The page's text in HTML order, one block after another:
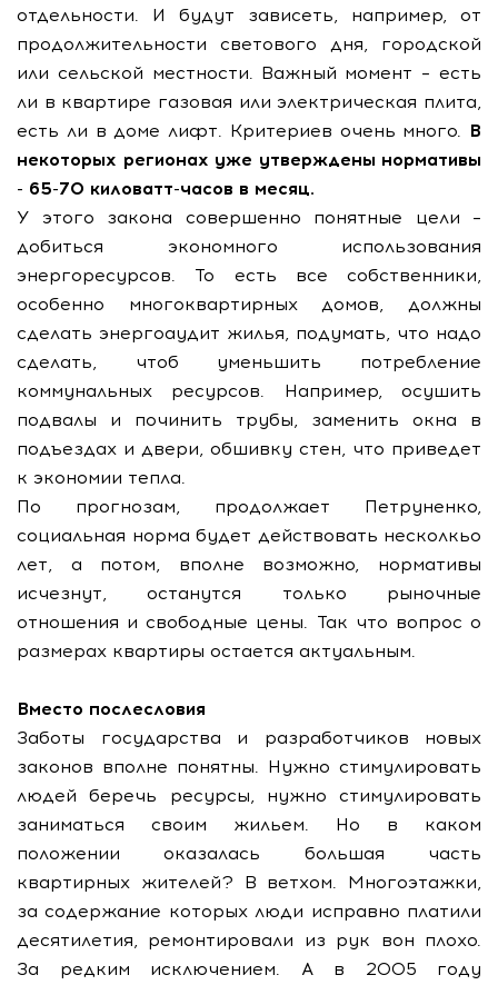
отдельности. И будут зависеть, например, от
продолжительности светового дня, городской
или сельской местности. Важный момент – есть
ли в квартире газовая или электрическая плита,
есть ли в доме лифт. Критериев очень много. В
некоторых регионах уже утверждены нормативы
- 65-70 киловатт-часов в месяц.
У этого закона совершенно понятные цели –
добиться экономного использования
энергоресурсов. То есть все собственники,
особенно многоквартирных домов, должны
сделать энергоаудит жилья, подумать, что надо
сделать, чтоб уменьшить потребление
коммунальных ресурсов. Например, осушить
подвалы и починить трубы, заменить окна в
подъездах и двери, обшивку стен, что приведет
к экономии тепла.
По прогнозам, продолжает Петруненко,
социальная норма будет действовать несколкьо
лет, а потом, вполне возможно, нормативы
исчезнут, останутся только рыночные
отношения и свободные цены. Так что вопрос о
размерах квартиры остается актуальным.
Вместо послесловия
Заботы государства и разработчиков новых
законов вполне понятны. Нужно стимулировать
людей беречь ресурсы, нужно стимулировать
заниматься своим жильем. Но в каком
положении оказалась большая часть
квартирных жителей? В ветхом. Многоэтажки,
за содержание которых люди исправно платили
десятилетия, ремонтировали из рук вон плохо.
За редким исключением. А в 2005 году